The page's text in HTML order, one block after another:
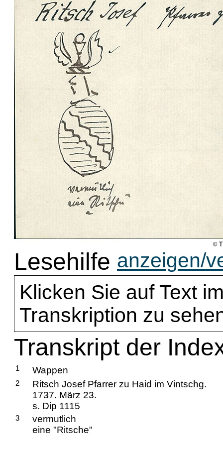
Lesehilfe anzeigen/
Klicken Sie auf Text
Transkription zu
Transkript der
1 Wappen
2
Ritsch Josef Pfarrer zu Haid im Vintschg.
1737. März 23.
s. Dip 1115
3
vermutlich
eine "Ritsche"